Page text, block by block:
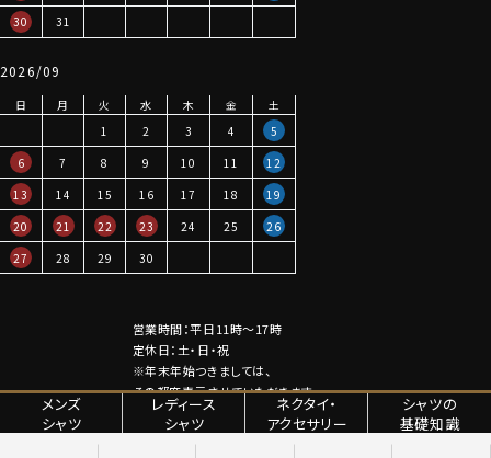
メンズ
シャツ
レディース
シャツ
ネクタイ・
アクセサリー
シャツの
基礎知識
30
31
2026/09
日 月 火 水 木 金
土
1
2 3 4
5
6
7 8 9 10 11
12
13
14 15 16 17 18
19
20
21 22 23 24 25
26
27
28 29 30
営業時間：平日11時～17時
定休日：土・日・祝
※年末年始つきましては、
その都度表示させていただきます。
特定商取引法に関する表記 プライバシーポリシー